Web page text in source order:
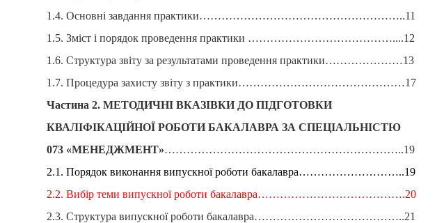
1.4. Основні завдання практики………………………………………………..11
1.5. Зміст і порядок проведення практики …………………………………....12
1.6. Структура звіту за результатами проведення практики…………………13
1.7. Процедура захисту звіту з практики………………………………………17
Частина 2. МЕТОДИЧНІ ВКАЗІВКИ ДО ПІДГОТОВКИ
КВАЛІФІКАЦІЙНОЇ РОБОТИ БАКАЛАВРА ЗА СПЕЦІАЛЬНІСТЮ
073 «МЕНЕДЖМЕНТ»………………………………………………………..19
2.1. Порядок виконання випускної роботи бакалавра………………………..19
2.2. Вибір теми випускної роботи бакалавра………………………………….20
2.3. Структура випускної роботи бакалавра…………………………………..21